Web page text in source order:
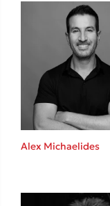
Φυστίκι ΠουΚυλάει
Alex Michaelides